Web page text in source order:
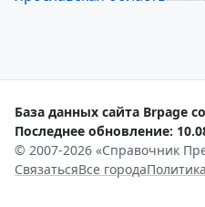
База данных сайта Brpage
Последнее обновление:
© 2007-2026 «Справочник
СвязатьсяВсе города